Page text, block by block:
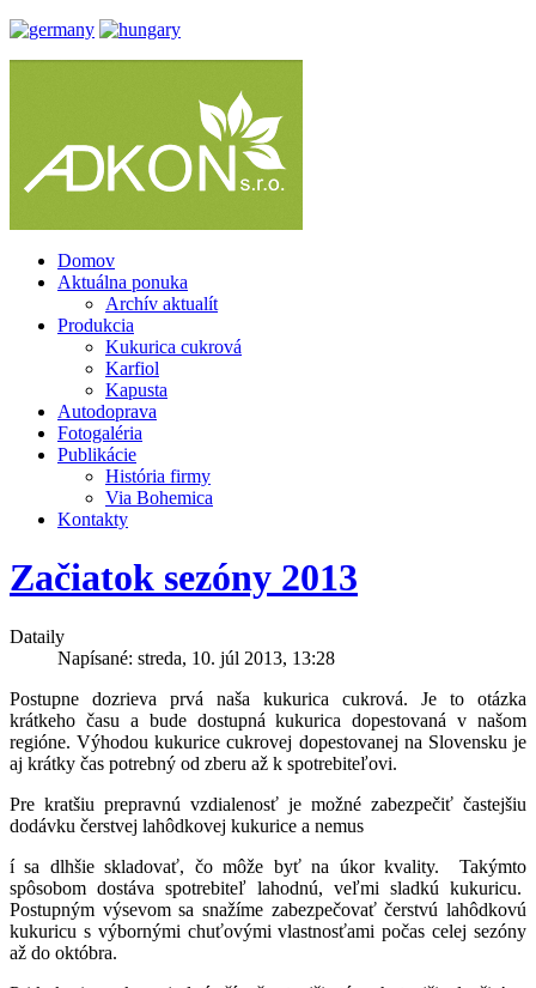
Domov
Aktuálna ponuka
Archív aktualít
Produkcia
Kukurica cukrová
Karfiol
Kapusta
Autodoprava
Fotogaléria
Publikácie
História firmy
Via Bohemica
Kontakty
Začiatok sezóny 2013
Dataily
Napísané: streda, 10. júl 2013, 13:28
Postupne dozrieva prvá naša kukurica cukrová. Je to otázka
krátkeho času a bude dostupná kukurica dopestovaná v našom
regióne. Výhodou kukurice cukrovej dopestovanej na Slovensku je
aj krátky čas potrebný od zberu až k spotrebiteľovi.
Pre kratšiu prepravnú vzdialenosť je možné zabezpečiť častejšiu
dodávku čerstvej lahôdkovej kukurice a nemus
í sa dlhšie skladovať, čo môže byť na úkor kvality. Takýmto
spôsobom dostáva spotrebiteľ lahodnú, veľmi sladkú kukuricu.
Postupným výsevom sa snažíme zabezpečovať čerstvú lahôdkovú
kukuricu s výbornými chuťovými vlastnosťami počas celej sezóny
až do októbra.